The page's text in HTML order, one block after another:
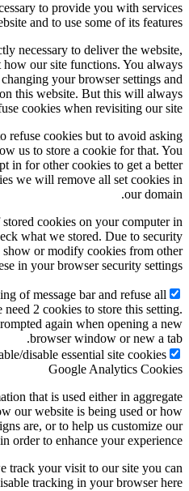
necessary to provide you with
website and to use some of its
strictly necessary to deliver the
how our site functions. You
by changing your browser settings
on this website. But this will
refuse cookies when revisiting our
to refuse cookies but to avoid
allow us to store a cookie for that.
opt in for other cookies to get a
we will remove all set
our
of stored cookies on your
check what we stored. Due to
to show or modify cookies from
these in your browser security
hiding of message bar and refuse
We need 2 cookies to store this
prompted again when opening a
browser window or new a
enable/disable essential site
Google Analytics
that is used either in
how our website is being used or
are, or to help us
in order to enhance your
we track your visit to our site you
disable tracking in your browser